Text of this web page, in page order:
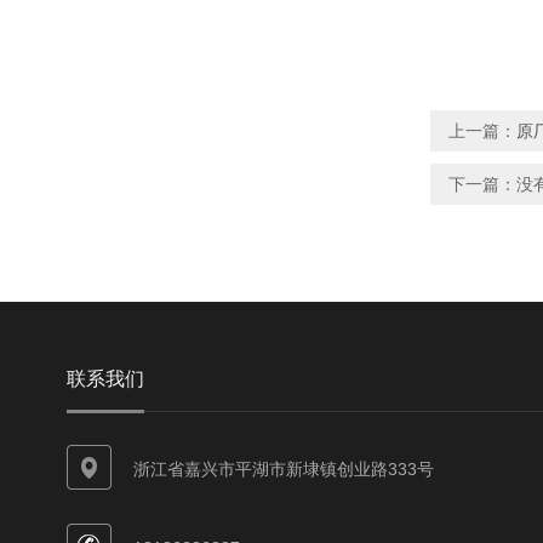
上一篇： 原
下一篇：没
联系我们
浙江省嘉兴市平湖市新埭镇创业路333号